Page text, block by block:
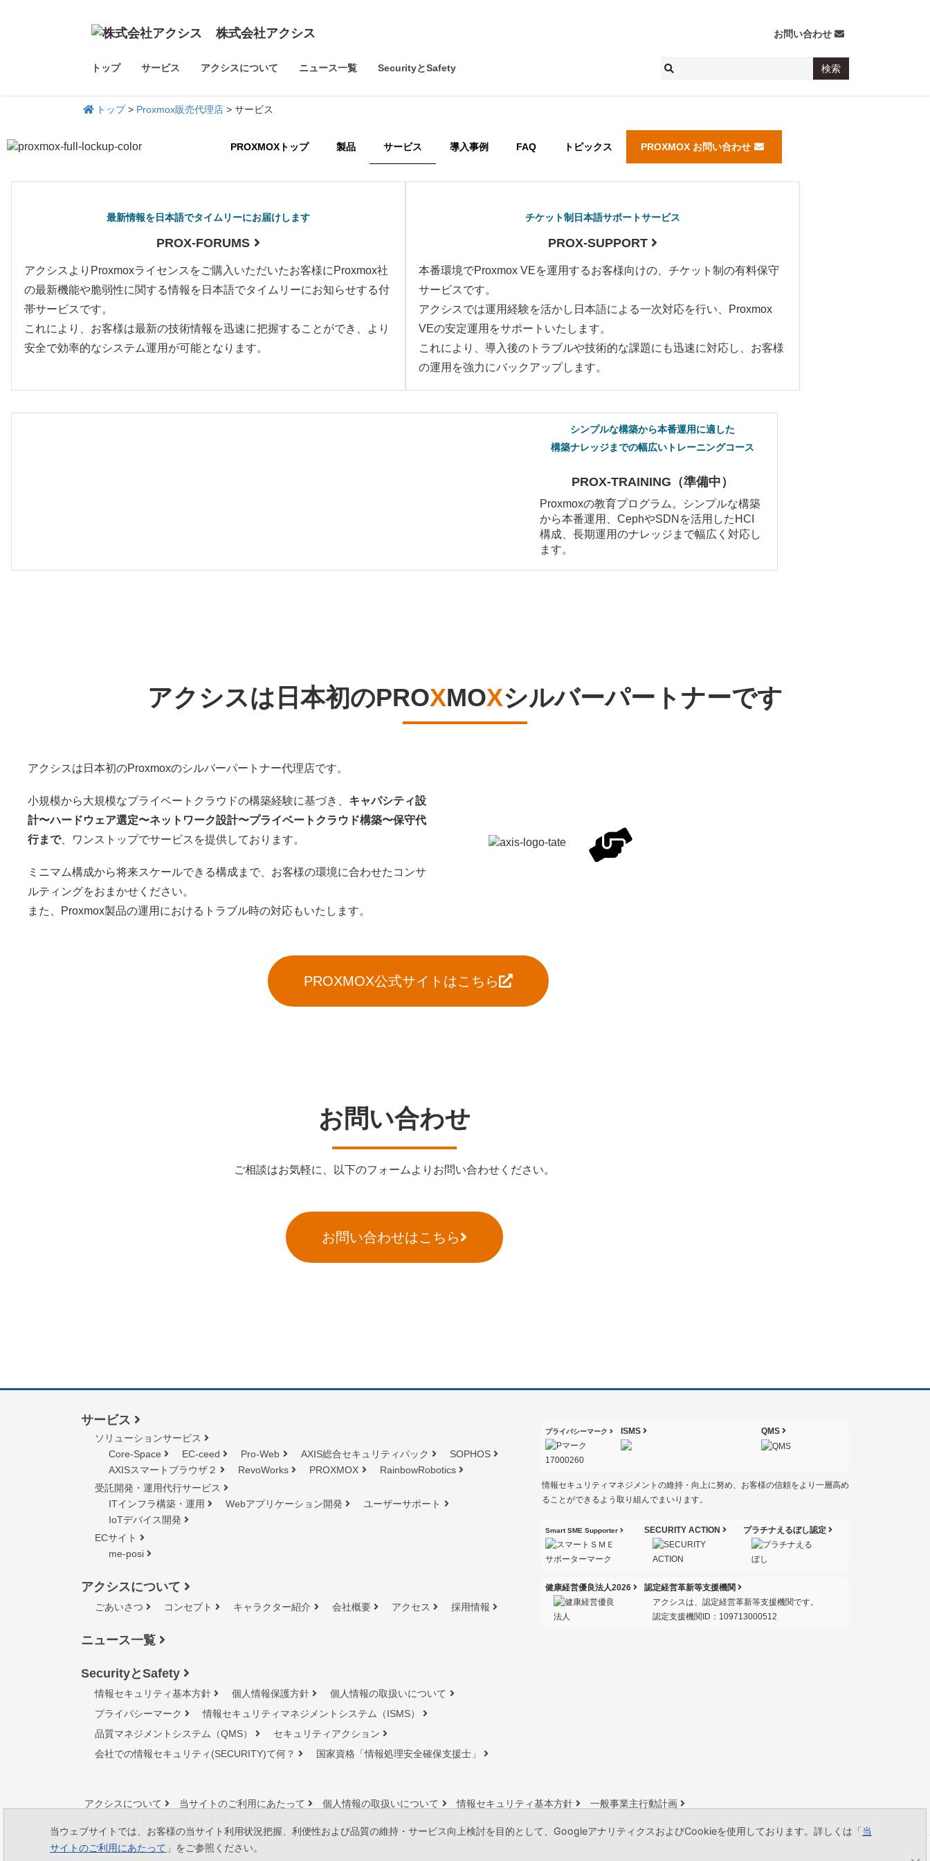
株式会社アクシス お問い合わせ
トップ サービス アクシスについて ニュース一覧 SecurityとSafety
トップ> Proxmox販売代理店 > サービス
PROXMOXトップ 製品 サービス 導入事例 FAQ トピックス PROXMOX お問い合わせ
最新情報を日本語でタイムリーにお届けします
PROX-FORUMS
アクシスよりProxmoxライセンスをご購入いただいたお客様にProxmox社
の最新機能や脆弱性に関する情報を日本語でタイムリーにお知らせする付
帯サービスです。
これにより、お客様は最新の技術情報を迅速に把握することができ、より
安全で効率的なシステム運用が可能となります。
チケット制日本語サポートサービス
PROX-SUPPORT
本番環境でProxmox VEを運用するお客様向けの、チケット制の有料保守
サービスです。
アクシスでは運用経験を活かし日本語による一次対応を行い、Proxmox
VEの安定運用をサポートいたします。
これにより、導入後のトラブルや技術的な課題にも迅速に対応し、お客様
の運用を強力にバックアップします。
シンプルな構築から本番運用に適した
構築ナレッジまでの幅広いトレーニングコース
PROX-TRAINING（準備中）
Proxmoxの教育プログラム。シンプルな構築
から本番運用、CephやSDNを活用したHCI
構成、長期運用のナレッジまで幅広く対応し
ます。
アクシスは日本初のPROXMOXシルバーパートナーです
アクシスは日本初のProxmoxのシルバーパートナー代理店です。
小規模から大規模なプライベートクラウドの構築経験に基づき、 キャパシティ設
計〜ハードウェア選定〜ネットワーク設計〜プライベートクラウド構築〜保守代
行まで、ワンストップでサービスを提供しております。
ミニマム構成から将来スケールできる構成まで、お客様の環境に合わせたコンサ
ルティングをおまかせください。
また、Proxmox製品の運用におけるトラブル時の対応もいたします。
PROXMOX公式サイトはこちら
お問い合わせ
ご相談はお気軽に、以下のフォームよりお問い合わせください。
お問い合わせはこちら
サービス
ソリューションサービス
Core-Space
EC-ceed Pro-Web AXIS総合セキュリティパック
SOPHOS
AXISスマートブラウザ２
RevoWorks PROXMOX
RainbowRobotics
受託開発・運用代行サービス
ITインフラ構築・運用
Webアプリケーション開発
ユーザーサポート
IoTデバイス開発
ECサイト
me-posi
アクシスについて
ごあいさつ コンセプト キャラクター紹介 会社概要 アクセス 採用情報
ニュース一覧
SecurityとSafety
情報セキュリティ基本方針 個人情報保護方針
個人情報の取扱いについて
プライバシーマーク
情報セキュリティマネジメントシステム（ISMS）
品質マネジメントシステム（QMS）
セキュリティアクション
会社での情報セキュリティ(SECURITY)て何？
国家資格「情報処理安全確保⽀援⼠」
プライバシーマーク ISMS QMS
情報セキュリティマネジメントの維持・向上に努め、お客様の信頼をより一層高め
ることができるよう取り組んでまいります。
Smart SME Supporter SECURITY ACTION プラチナえるぼし認定
健康経営優良法人2026
認定経営革新等支援機関
アクシスは、認定経営革新等支援機関です。
認定支援機関ID：109713000512
アクシスについて 当サイトのご利用にあたって 個人情報の取扱いについて 情報セキュリティ基本方針
一般事業主行動計画
当ウェブサイトでは、お客様の当サイト利用状況把握、利便性および品質の維持・サービス向上検討を目的として、GoogleアナリティクスおよびCookieを使用しております。詳しくは「当
サイトのご利用にあたって 」をご参照ください。